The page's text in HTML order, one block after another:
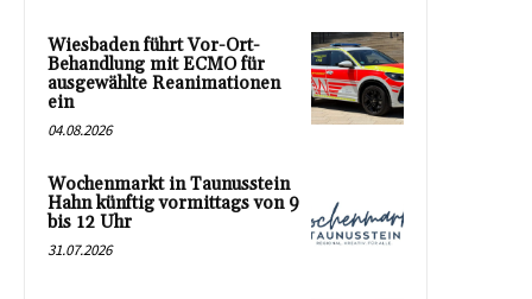
Wiesbaden führt Vor-Ort-
Behandlung mit ECMO für
ausgewählte Reanimationen
ein
04.08.2026
Wochenmarkt in Taunusstein
Hahn künftig vormittags von 9
bis 12 Uhr
31.07.2026